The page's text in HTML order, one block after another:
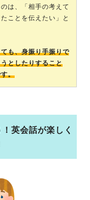
は、「相手の考えて
ことを伝えたい」と
も、身振り手振りで
としたりすること
。
英会話が楽しく